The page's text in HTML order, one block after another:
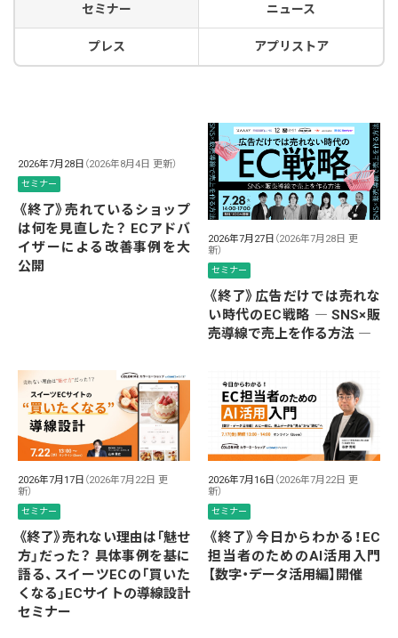
セミナー ニュース
プレス アプリストア
2026年7月28日 （2026年8月4日 更新）
セミナー
《終了》売れているショップ
は何を見直した？ ECアドバ
イザーによる改善事例を大
公開
2026年7月27日 （2026年7月28日 更
新）
セミナー
《終了》広告だけでは売れな
い時代のEC戦略 ― SNS×販
売導線で売上を作る方法 ―
2026年7月17日 （2026年7月22日 更
新）
セミナー
《終了》売れない理由は「魅せ
方」だった？ 具体事例を基に
語る、スイーツECの「買いた
くなる」ECサイトの導線設計
セミナー
2026年7月16日 （2026年7月22日 更
新）
セミナー
《終了》今日からわかる！EC
担当者のためのAI活用入門
【数字・データ活用編】開催